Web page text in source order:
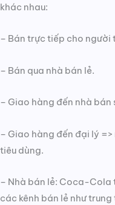
khác nhau:
– Bán trực tiếp cho người
– Bán qua nhà bán lẻ.
– Giao hàng đến nhà bán
– Giao hàng đến đại lý
tiêu dùng.
– Nhà bán lẻ: Coca-Cola
các kênh bán lẻ như